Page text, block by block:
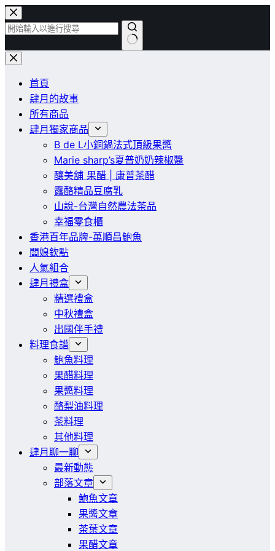
跳
至
要
找
首頁
肆月的故事
所有商品
肆月獨家商品
B de L小銅鍋法式頂級果醬
Marie sharp’s夏普奶奶辣椒醬
釀美舖 果醋 | 康普茶醋
露酪精品豆腐乳
山說-台灣自然農法茶品
幸福零食櫃
香港百年品牌-萬順昌鮑魚
闆娘欽點
人氣組合
肆月禮盒
精選禮盒
中秋禮盒
出國伴手禮
料理食譜
鮑魚料理
果醋料理
果醬料理
酪梨油料理
茶料理
其他料理
肆月聊一聊
最新動態
部落文章
鮑魚文章
果醬文章
茶葉文章
果醋文章